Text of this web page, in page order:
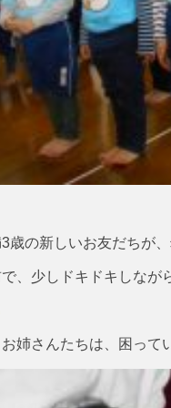
歳の新しいお友だちが
、少しドキドキしなが
姉さんたちは、困って